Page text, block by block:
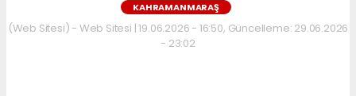
KAHRAMANMARAŞ
(Web Sitesi) - Web Sitesi | 19.06.2026 - 16:50, Güncelleme: 29.06.2026
- 23:02